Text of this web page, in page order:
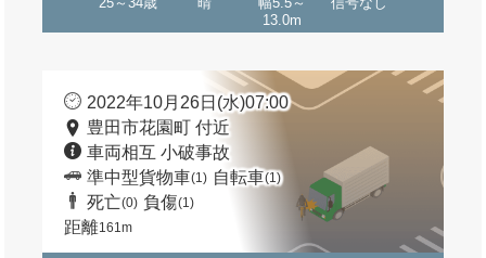
13.0m
2022年10月26日(水)07:00
豊田市花園町 付近
車両相互 小破事故
準中型貨物車(1) 自転車(1)
死亡(0) 負傷(1)
距離161m